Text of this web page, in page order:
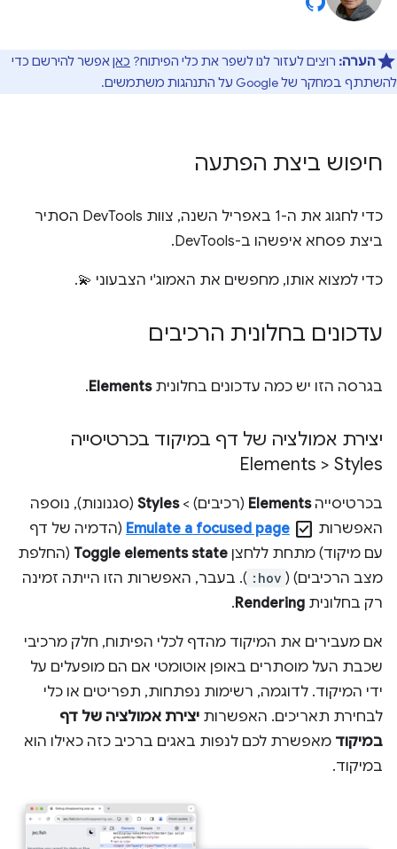
הערה: רוצים לעזור לנו לשפר את כלי הפיתוח? כאןאפשר להירשם כדי
להשתתף במחקר של Google על התנהגות משתמשים.
חיפוש ביצת הפתעה
כדי לחגוג את ה-1 באפריל השנה, צוות DevTools הסתיר
ביצת פסחא איפשהו ב-DevTools.
כדי למצוא אותו, מחפשים את האמוג'י הצבעוני 💫.
עדכונים בחלונית הרכיבים
בגרסה הזו יש כמה עדכונים בחלוניתElements
.
יצירת אמולציה של דף במיקוד בכרטיסייה
Elements > Styles
בכרטיסייהElements (רכיבים) >Styles (סגנונות), נוספה
האפשרות check_box
Emulate a focused page (הדמיה של דף
עם מיקוד) מתחת ללחצן Toggle elements state (החלפת
מצב הרכיבים) ( :hov ). בעבר, האפשרות הזו הייתה זמינה
רק בחלונית Rendering
.
אם מעבירים את המיקוד מהדף לכלי הפיתוח, חלק מרכיבי
שכבת העל מוסתרים באופן אוטומטי אם הם מופעלים על
ידי המיקוד. לדוגמה, רשימות נפתחות, תפריטים או כלי
לבחירת תאריכים. האפשרות יצירת אמולציה של דף
במיקוד מאפשרת לכם לנפות באגים ברכיב כזה כאילו הוא
במיקוד.